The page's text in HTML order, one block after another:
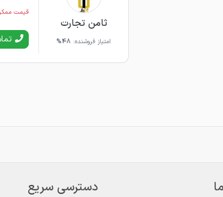
ثامن تجارت
امتیاز فروشنده: 48%
قیمت
دسترسی سریع